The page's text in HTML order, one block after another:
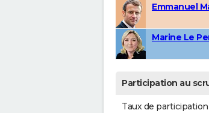
Emmanuel
Marine Le
Participation au
Taux de participation